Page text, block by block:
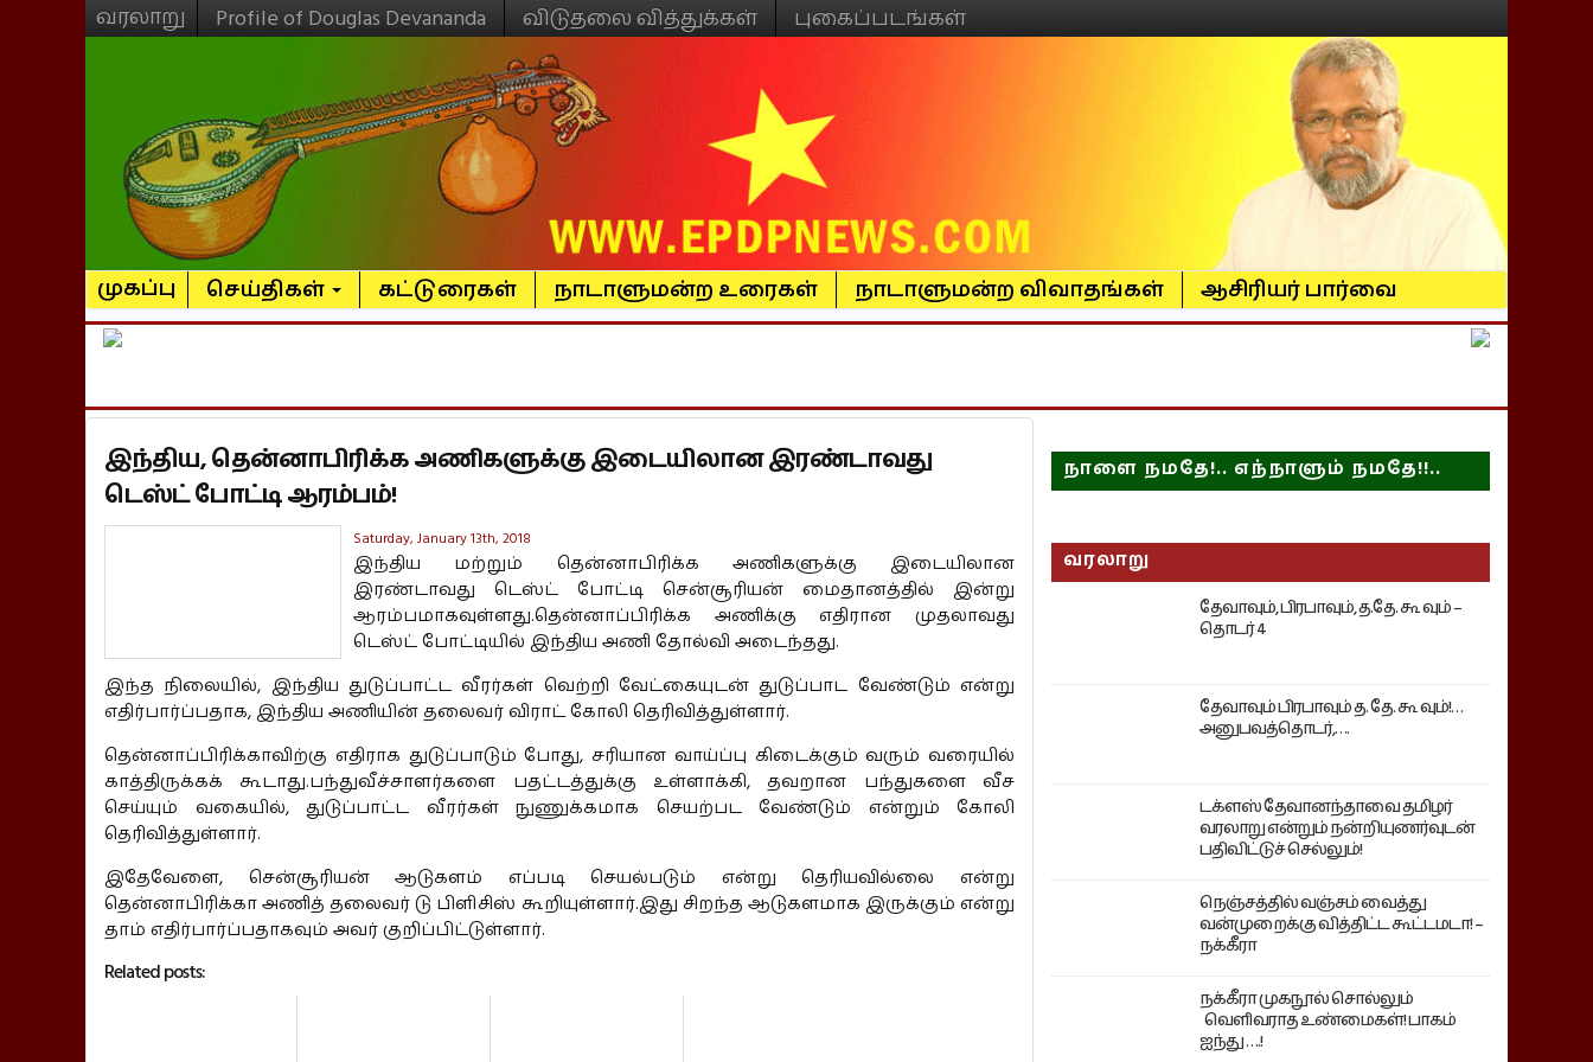
வரலாறு Profile of Douglas Devananda விடுதலை வித்துக்கள் புகைப்படங்கள்
முகப்பு செய்திகள் கட்டுரைகள் நாடாளுமன்ற உரைகள் நாடாளுமன்ற விவாதங்கள் ஆசிரியர் பார்வை
இந்திய, தென்னாபிரிக்க அணிகளுக்கு இடையிலான இரண்டாவது
டெஸ்ட் போட்டி ஆரம்பம்!
Saturday, January 13th, 2018
இந்திய மற்றும் தென்னாபிரிக்க அணிகளுக்கு இடையிலான
இரண்டாவது டெஸ்ட் போட்டி சென்சூரியன் மைதானத்தில் இன்று
ஆரம்பமாகவுள்ளது.தென்னாப்பிரிக்க அணிக்கு எதிரான முதலாவது
டெஸ்ட் போட்டியில் இந்திய அணி தோல்வி அடைந்தது.
இந்த நிலையில், இந்திய துடுப்பாட்ட வீரர்கள் வெற்றி வேட்கையுடன் துடுப்பாட வேண்டும் என்று
எதிர்பார்ப்பதாக, இந்திய அணியின் தலைவர் விராட் கோலி தெரிவித்துள்ளார்.
தென்னாப்பிரிக்காவிற்கு எதிராக துடுப்பாடும் போது, சரியான வாய்ப்பு கிடைக்கும் வரும் வரையில்
காத்திருக்கக் கூடாது.பந்துவீச்சாளர்களை பதட்டத்துக்கு உள்ளாக்கி, தவறான பந்துகளை வீச
செய்யும் வகையில், துடுப்பாட்ட வீரர்கள் நுணுக்கமாக செயற்பட வேண்டும் என்றும் கோலி
தெரிவித்துள்ளார்.
இதேவேளை, சென்சூரியன் ஆடுகளம் எப்படி செயல்படும் என்று தெரியவில்லை என்று
தென்னாபிரிக்கா அணித் தலைவர் டு பிளிசிஸ் கூறியுள்ளார்.இது சிறந்த ஆடுகளமாக இருக்கும் என்று
தாம் எதிர்பார்ப்பதாகவும் அவர் குறிப்பிட்டுள்ளார்.
Related posts:
நாளை நமதே!.. எந்நாளும் நமதே!!..
வரலாறு
தேவாவும், பிரபாவும், த.தே. கூ வும் –
தொடர் 4
தேவாவும் பிரபாவும் த. தே. கூ வும்!…
அனுபவத்தொடர்,….
டக்ளஸ் தேவானந்தாவை தமிழர்
வரலாறு என்றும் நன்றியுணர்வுடன்
பதிவிட்டுச் செல்லும்!
நெஞ்சத்தில் வஞ்சம் வைத்து
வன்முறைக்கு வித்திட்ட கூட்டமடா! –
நக்கீரா
நக்கீரா முகநூல் சொல்லும்
வெளிவராத உண்மைகள்! பாகம்
ஐந்து ….!